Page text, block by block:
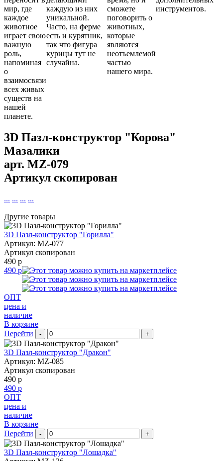
мир, где
каждое
животное
играет свою
важную
роль,
напоминая
о
взаимосвязи
всех живых
существ на
нашей
планете.
каждую из них
уникальной.
Часто, на ферме
есть и курятник,
так что фигура
курицы тут не
случайна.
сможете
поговорить о
животных,
которые
являются
неотъемлемой
частью
нашего мира.
инструментов.
3D Пазл-конструктор "Корова"
Мазалики
арт. MZ-079
Артикул скопирован
... ... ... ...
Другие товары
3D Пазл-конструктор "Горилла"
Артикул: MZ-077
Артикул скопирован
490 р
490 р
ОПТ
цена и
наличие
В корзине
Перейти
- +
3D Пазл-конструктор "Дракон"
Артикул: MZ-085
Артикул скопирован
490 р
490 р
ОПТ
цена и
наличие
В корзине
Перейти
- +
3D Пазл-конструктор "Лошадка"